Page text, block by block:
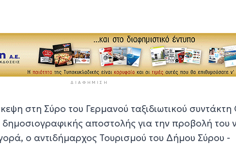
ΔΙΑΦΉΜΙΣΗ
στη Σύρο του Γερμανού ταξιδιωτικού συντάκτη
δημοσιογραφικής αποστολής για την προβολή του
ο αντιδήμαρχος Τουρισμού του Δήμου Σύρου -